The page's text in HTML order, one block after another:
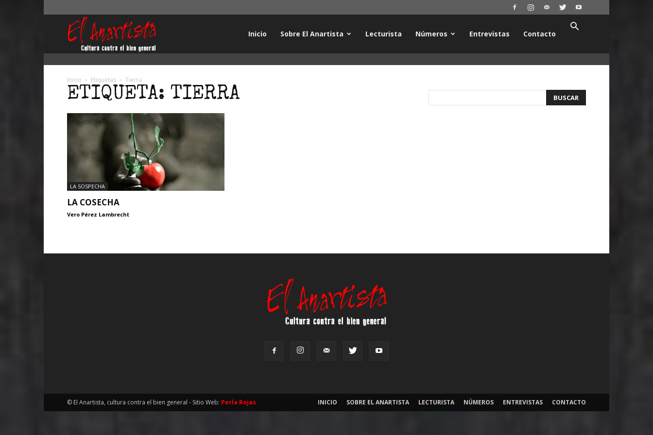
Inicio Sobre El Anartista Lecturista Números Entrevistas Contacto
Inicio Etiquetas Tierra
ETIQUETA: TIERRA
LA SOSPECHA
LA COSECHA
Vero Pérez Lambrecht
INICIO SOBRE EL ANARTISTA LECTURISTA NÚMEROS ENTREVISTAS CONTACTO
© El Anartista, cultura contra el bien general - Sitio Web: Perla Rojas